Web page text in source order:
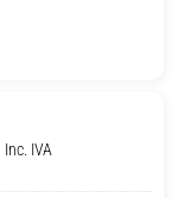
Inc. IVA